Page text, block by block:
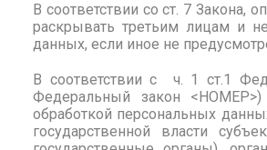
В соответствии со ст. 7
раскрывать третьим лицам и
данных, если иное не
В соответствии с ч. 1 ст.1
Федеральный закон <НОМЕР>)
обработкой персональных
государственной власти